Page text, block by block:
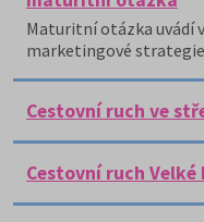
Maturitní otázka uvádí
marketingové
Cestovní ruch ve
Cestovní ruch